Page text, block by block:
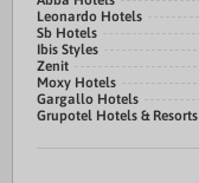
Leonardo Hotels
Sb Hotels
Ibis Styles
Zenit
Moxy Hotels
Gargallo Hotels
Grupotel Hotels & Resorts